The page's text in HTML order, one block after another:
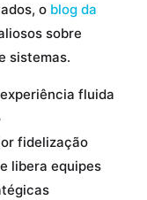
o blog da
sobre
sistemas.
fluida
fidelização
libera equipes